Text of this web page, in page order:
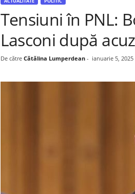
Tensiuni în PNL:
Lasconi după
De către Cătălina Lumperdean- ianuarie 5, 2025